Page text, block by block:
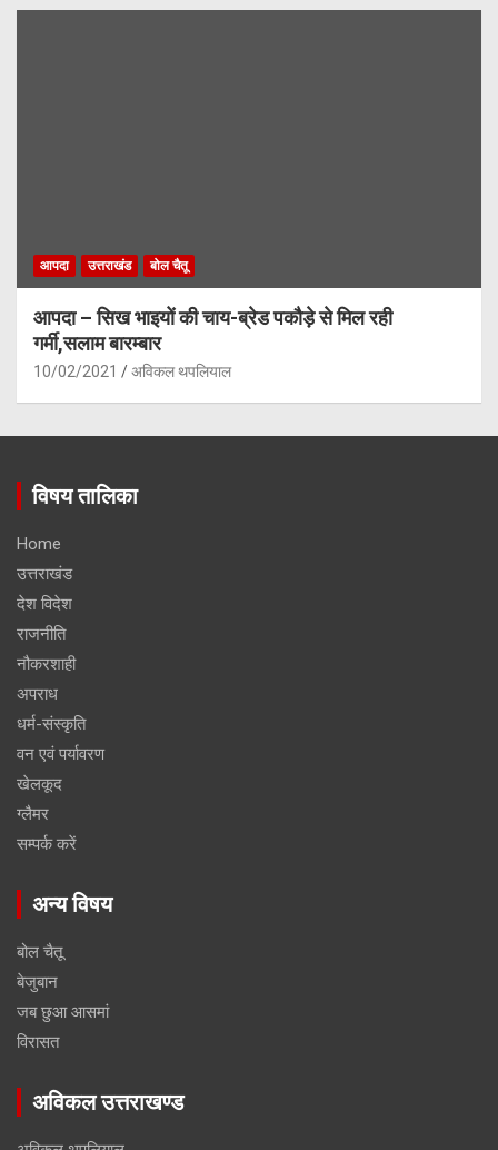
आपदा उत्तराखंड बोल चैतू
आपदा – सिख भाइयों की चाय-ब्रेड पकौड़े से मिल रही
गर्मी,सलाम बारम्बार
10/02/2021 अविकल थपलियाल
विषय तालिका
Home
उत्तराखंड
देश विदेश
राजनीति
नौकरशाही
अपराध
धर्म-संस्कृति
वन एवं पर्यावरण
खेलकूद
ग्लैमर
सम्पर्क करें
अन्य विषय
बोल चैतू
बेजुबान
जब छुआ आसमां
विरासत
अविकल उत्तराखण्ड